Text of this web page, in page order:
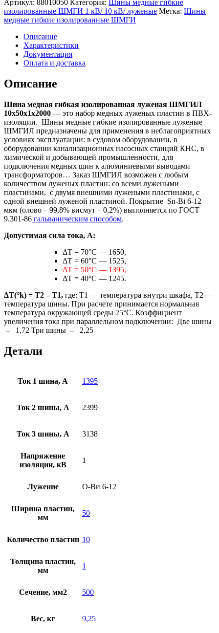
Артикул: 88010050 Категория:
Шины медные гибкие
изолированные ШМГИ 1 кВ/ 10 кВ/ луженые Метка: Шины
медные гибкие изолированные ШМГИ
Описание
Характеристики
Документация
Оплата и доставка
Описание
Шина медная гибкая изолированная луженая ШМГИЛ
10х50х1х2000 — это набор медных луженых пластин в ПВХ-
изоляции. Шины медные гибкие изолированные луженые
ШМГИЛ предназначены для применения в неблагоприятных
условиях эксплуатации: в судовом оборудовании, в
оборудовании канализационных насосных станций КНС, в
химической и добывающей промышленности, для
подключения медных шин к алюминиевыми выводами
трансформаторов… Заказ ШМГИЛ возможен с любым
количеством луженых пластин: со всеми лужеными
пластинами, с двумя внешними лужеными пластинами, с
одной внешней луженой пластиной. Покрытие Sn-Bi 6-12
мкм (олово – 99,8% висмут – 0,2%) выполняется по ГОСТ
9.301-86 гальваническим способом.
Допустимая сила тока, А:
ΔТ = 70°C — 1650,
ΔТ = 60°C — 1525,
ΔТ = 50°C — 1395,
ΔТ = 40°C — 1245.
ΔT(°k) = T2 – T1, где: Т1 — температура внутри шкафа, Т2 —
температура шины. При расчете принимается нормальная
температура окружающей среды 25°С. Коэффициент
увеличения тока при параллельном подключении: Две шины
– 1,72 Три шины – 2,25
Детали
Ток 1 шина, А 1395
Ток 2 шины, А 2399
Ток 3 шины, А 3138
Напряжение
изоляции, кВ
1
Лужение О-Ви 6-12
Ширина пластин,
мм
50
Количество пластин 10
Толщина пластин,
мм
1
Сечение, мм2 500
Вес, кг 9,25